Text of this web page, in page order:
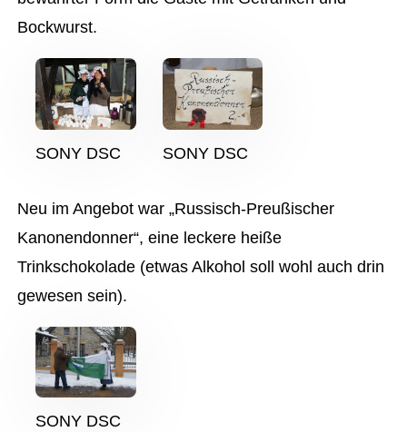
Bockwurst.
SONY DSC SONY DSC
Neu im Angebot war „Russisch-Preußischer
Kanonendonner“, eine leckere heiße
Trinkschokolade (etwas Alkohol soll wohl auch drin
gewesen sein).
SONY DSC